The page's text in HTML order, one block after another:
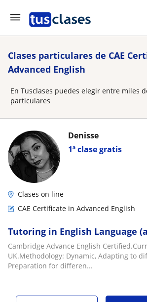
Clases particulares de CAE
Advanced English
En Tusclases puedes elegir entre miles
particulares
1ª clase gratis
Denisse
Clases on line
CAE Certificate in Advanced English
Tutoring in English Language
Cambridge Advance English
UK.Methodology: Dynamic, Adapting to
Preparation for differen...